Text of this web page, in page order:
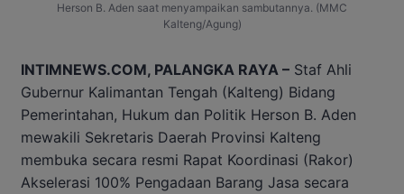
Herson B. Aden saat menyampaikan sambutannya. (MMC
Kalteng/Agung)
INTIMNEWS.COM, PALANGKA RAYA – Staf Ahli
Gubernur Kalimantan Tengah (Kalteng) Bidang
Pemerintahan, Hukum dan Politik Herson B. Aden
mewakili Sekretaris Daerah Provinsi Kalteng
membuka secara resmi Rapat Koordinasi (Rakor)
Akselerasi 100% Pengadaan Barang Jasa secara